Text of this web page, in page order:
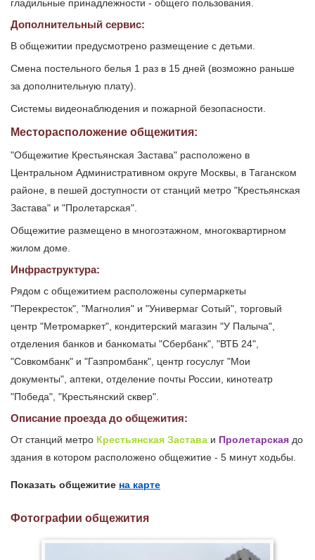
гладильные принадлежности - общего пользования.
Дополнительный сервис:
В общежитии предусмотрено размещение с детьми.
Смена постельного белья 1 раз в 15 дней (возможно раньше
за дополнительную плату).
Системы видеонаблюдения и пожарной безопасности.
Месторасположение общежития:
"Общежитие Крестьянская Застава" расположено в
Центральном Административном округе Москвы, в Таганском
районе, в пешей доступности от станций метро "Крестьянская
Застава" и "Пролетарская".
Общежитие размещено в многоэтажном, многоквартирном
жилом доме.
Инфраструктура:
Рядом с общежитием расположены супермаркеты
"Перекресток", "Магнолия" и "Универмаг Сотый", торговый
центр "Метромаркет", кондитерский магазин "У Палыча",
отделения банков и банкоматы "Сбербанк", "ВТБ 24",
"Совкомбанк" и "Газпромбанк", центр госуслуг "Мои
документы", аптеки, отделение почты России, кинотеатр
"Победа", "Крестьянский сквер".
Описание проезда до общежития:
От станций метро Крестьянская Застава и Пролетарская до
здания в котором расположено общежитие - 5 минут ходьбы.
Показать общежитие на карте
Фотографии общежития